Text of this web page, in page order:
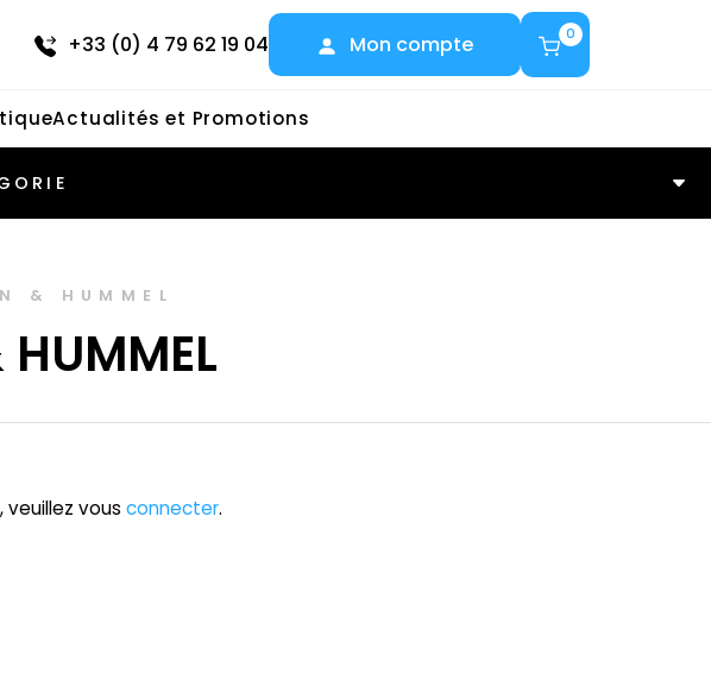
+33 (0) 4 79 62 19 04 Mon compte 0
Actualités et Promotions
& HUMMEL
vous connecter.